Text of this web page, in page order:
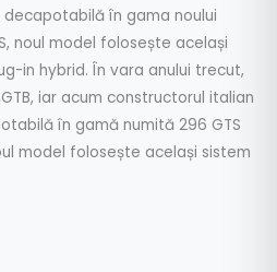
în gama noului
noul model folosește același
in hybrid. În vara anului trecut,
iar acum constructorul italian
în gamă numită 296 GTS
model folosește același sistem